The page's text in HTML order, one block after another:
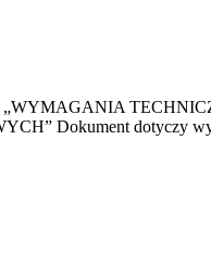
„WYMAGANIA
Dokument dotyczy